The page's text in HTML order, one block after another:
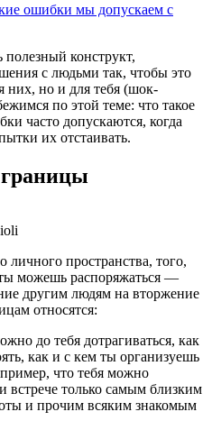
ошибки мы допускаем с
конструкт,
с людьми так, чтобы это
них, но и для тебя (шок-
по этой теме: что такое
часто допускаются, когда
их отстаивать.
личного пространства, того,
можешь распоряжаться ―
другим людям на вторжение
относятся:
до тебя дотрагиваться, как
как и с кем ты организуешь
что тебя можно
встрече только самым близким
и прочим всяким знакомым